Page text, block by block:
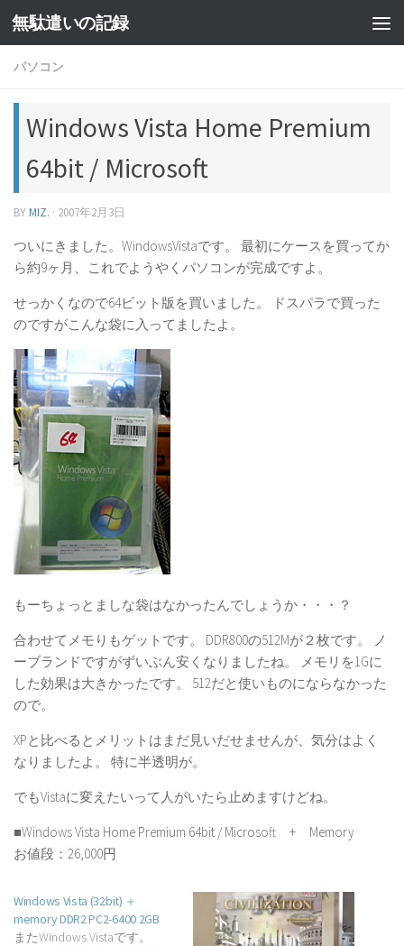
コンテンツへスキップ
無駄遣いの記録
パソコン
Windows Vista Home Premium
64bit / Microsoft
BYMIZ. · 2007年2月3日
ついにきました。WindowsVistaです。 最初にケースを買ってか
ら約9ヶ月、これでようやくパソコンが完成ですよ。
せっかくなので64ビット版を買いました。 ドスパラで買った
のですがこんな袋に入ってましたよ。
もーちょっとましな袋はなかったんでしょうか・・・？
合わせてメモりもゲットです。 DDR800の512Mが２枚です。 ノ
ーブランドですがずいぶん安くなりましたね。 メモリを1Gに
した効果は大きかったです。 512だと使いものにならなかった
ので。
XPと比べるとメリットはまだ見いだせませんが、気分はよく
なりましたよ。 特に半透明が。
でもVistaに変えたいって人がいたら止めますけどね。
■Windows Vista Home Premium 64bit / Microsoft + Memory
お値段：26,000円
Windows Vista (32bit) ＋
memory DDR2 PC2-6400 2GB
またWindows Vistaです。